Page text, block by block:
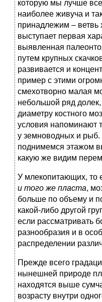
которую мы лучше
наиболее живуча и
принадлежим –
выступает первая
выявленная
путем крупных
развивается и
пример с этими
смехотворно малая
небольшой ряд
диаметру костного
условия напоминают
у земноводных и
поднимемся этажом
какую же видим
У млекопитающих, то
и того же пласта,
больше по объему и
какой-либо другой
если рассматривать
разнообразия и в
распределении
Прежде всего
нынешней природе
находятся выше
возрасту внутри